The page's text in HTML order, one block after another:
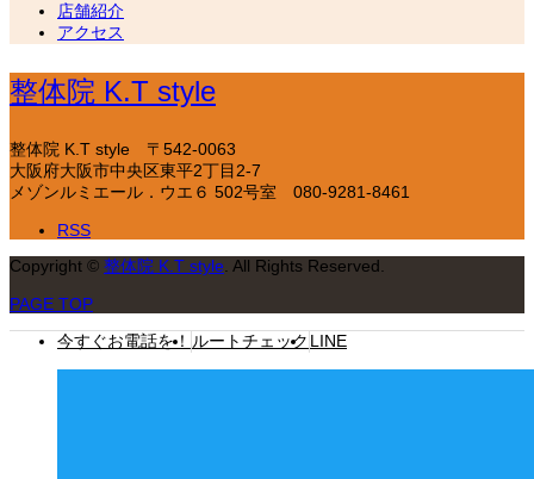
店舗紹介
アクセス
整体院 K.T style
整体院 K.T style
〒542-0063
大阪府大阪市中央区東平2丁目2-7
メゾンルミエール．ウエ６ 502号室
080-9281-8461
RSS
Copyright © 整体院 K.T style . All Rights Reserved.
PAGE TOP
今すぐお電話を！ ルートチェック LINE